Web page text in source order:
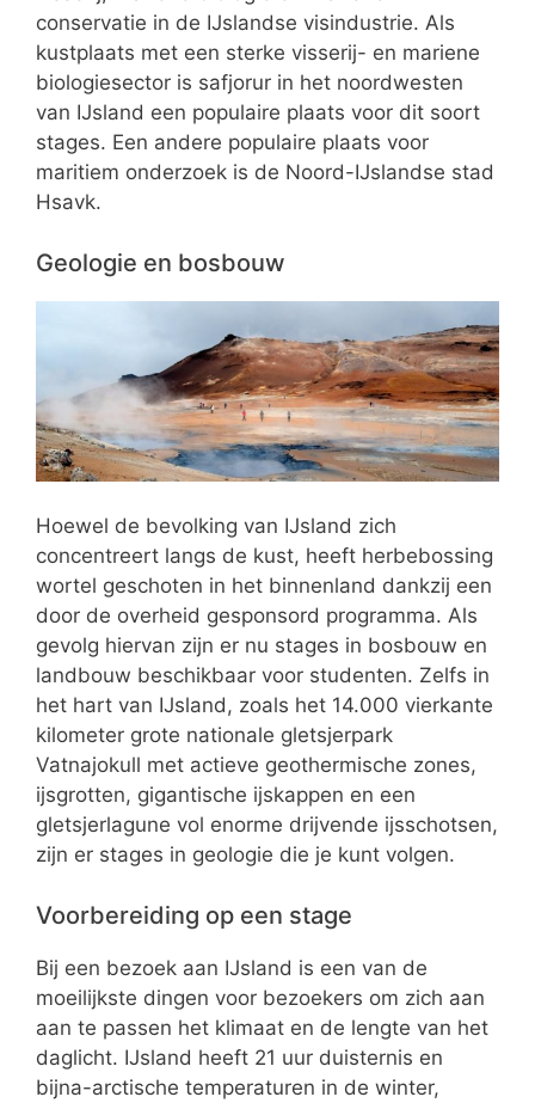
conservatie in de IJslandse visindustrie. Als
kustplaats met een sterke visserij- en mariene
biologiesector is safjorur in het noordwesten
van IJsland een populaire plaats voor dit soort
stages. Een andere populaire plaats voor
maritiem onderzoek is de Noord-IJslandse stad
Hsavk.
Geologie en bosbouw
Hoewel de bevolking van IJsland zich
concentreert langs de kust, heeft herbebossing
wortel geschoten in het binnenland dankzij een
door de overheid gesponsord programma. Als
gevolg hiervan zijn er nu stages in bosbouw en
landbouw beschikbaar voor studenten. Zelfs in
het hart van IJsland, zoals het 14.000 vierkante
kilometer grote nationale gletsjerpark
Vatnajokull met actieve geothermische zones,
ijsgrotten, gigantische ijskappen en een
gletsjerlagune vol enorme drijvende ijsschotsen,
zijn er stages in geologie die je kunt volgen.
Voorbereiding op een stage
Bij een bezoek aan IJsland is een van de
moeilijkste dingen voor bezoekers om zich aan
aan te passen het klimaat en de lengte van het
daglicht. IJsland heeft 21 uur duisternis en
bijna-arctische temperaturen in de winter,